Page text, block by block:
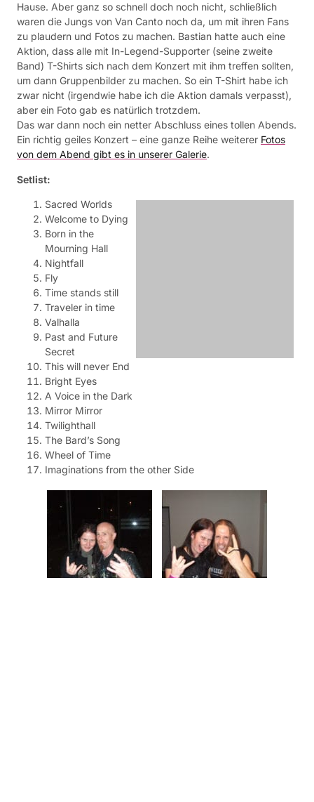
Hause. Aber ganz so schnell doch noch nicht, schließlich
waren die Jungs von Van Canto noch da, um mit ihren Fans
zu plaudern und Fotos zu machen. Bastian hatte auch eine
Aktion, dass alle mit In-Legend-Supporter (seine zweite
Band) T-Shirts sich nach dem Konzert mit ihm treffen sollten,
um dann Gruppenbilder zu machen. So ein T-Shirt habe ich
zwar nicht (irgendwie habe ich die Aktion damals verpasst),
aber ein Foto gab es natürlich trotzdem.
Das war dann noch ein netter Abschluss eines tollen Abends.
Ein richtig geiles Konzert – eine ganze Reihe weiterer Fotos
von dem Abend gibt es in unserer Galerie.
Setlist:
Sacred Worlds
Welcome to Dying
Born in the
Mourning Hall
Nightfall
Fly
Time stands still
Traveler in time
Valhalla
Past and Future Secret
This will never End
Bright Eyes
A Voice in the Dark
Mirror Mirror
Twilighthall
The Bard’s Song
Wheel of Time
Imaginations from the other Side